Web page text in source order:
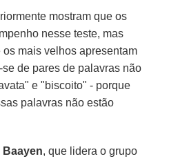
mostram que os
nesse teste, mas
mais velhos apresentam
de pares de palavras não
e "biscoito" - porque
palavras não estão
Baayen, que lidera o grupo